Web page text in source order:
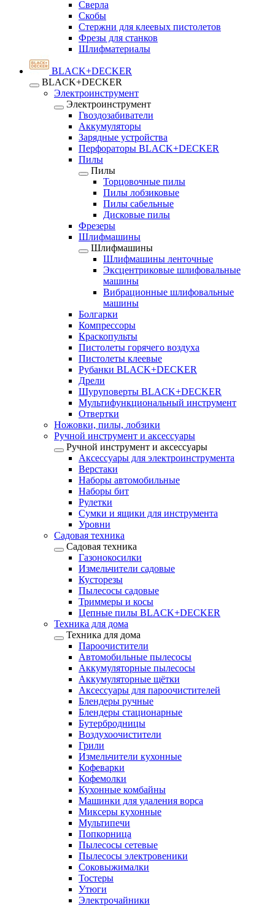
Сверла
Скобы
Стержни для клеевых пистолетов
Фрезы для станков
Шлифматериалы
BLACK+DECKER
BLACK+DECKER
Электроинструмент
Электроинструмент
Гвоздозабиватели
Аккумуляторы
Зарядные устройства
Перфораторы BLACK+DECKER
Пилы
Пилы
Торцовочные пилы
Пилы лобзиковые
Пилы сабельные
Дисковые пилы
Фрезеры
Шлифмашины
Шлифмашины
Шлифмашины ленточные
Эксцентриковые шлифовальные
машины
Вибрационные шлифовальные
машины
Болгарки
Компрессоры
Краскопульты
Пистолеты горячего воздуха
Пистолеты клеевые
Рубанки BLACK+DECKER
Дрели
Шуруповерты BLACK+DECKER
Мультифункциональный инструмент
Отвертки
Ножовки, пилы, лобзики
Ручной инструмент и аксессуары
Ручной инструмент и аксессуары
Аксессуары для электроинструмента
Верстаки
Наборы автомобильные
Наборы бит
Рулетки
Сумки и ящики для инструмента
Уровни
Садовая техника
Садовая техника
Газонокосилки
Измельчители садовые
Кусторезы
Пылесосы садовые
Триммеры и косы
Цепные пилы BLACK+DECKER
Техника для дома
Техника для дома
Пароочистители
Автомобильные пылесосы
Аккумуляторные пылесосы
Аккумуляторные щётки
Аксессуары для пароочистителей
Блендеры ручные
Блендеры стационарные
Бутербродницы
Воздухоочистители
Грили
Измельчители кухонные
Кофеварки
Кофемолки
Кухонные комбайны
Машинки для удаления ворса
Миксеры кухонные
Мультипечи
Попкорница
Пылесосы сетевые
Пылесосы электровеники
Соковыжималки
Тостеры
Утюги
Электрочайники